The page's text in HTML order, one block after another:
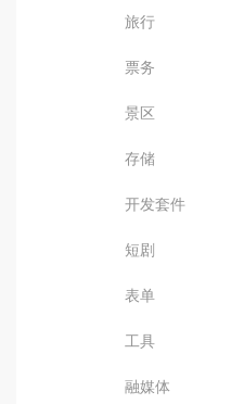
旅行
票务
景区
存储
开发套件
短剧
表单
工具
融媒体